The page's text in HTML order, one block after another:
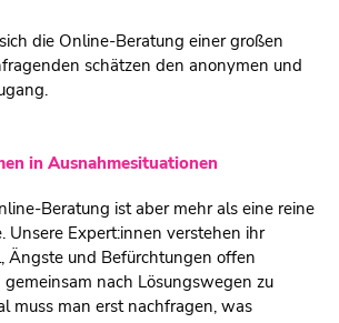
die Online-Beratung einer großen
schätzen den anonymen und
in Ausnahmesituationen
Beratung ist aber mehr als eine reine
Unsere Expert:innen verstehen ihr
Ängste und Befürchtungen offen
nach Lösungswegen zu
muss man erst nachfragen, was